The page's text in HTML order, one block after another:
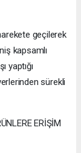
geçilerek
kapsamlı
yaptığı
sürekli
ERİŞİM